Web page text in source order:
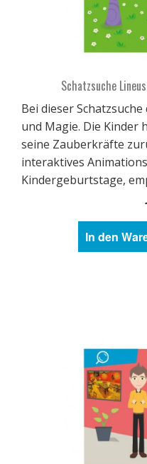
Schatzsuche
Bei dieser
und Magie. Die Kinder
seine Zauberkräfte
interaktives
Kindergeburtstage,
In den